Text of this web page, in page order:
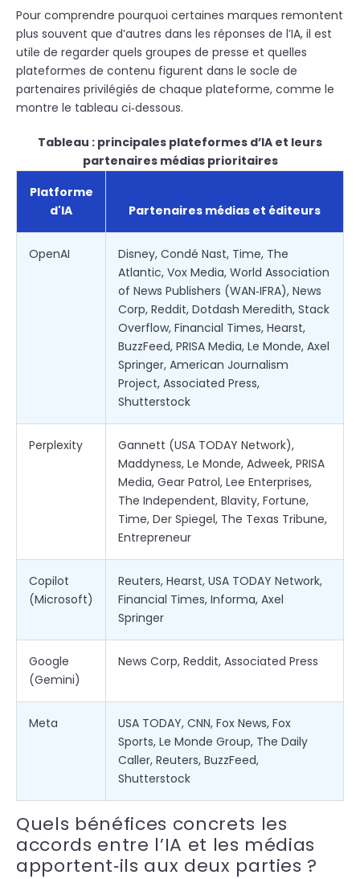
Pour comprendre pourquoi certaines marques remontent
plus souvent que d’autres dans les réponses de l’IA, il est
utile de regarder quels groupes de presse et quelles
plateformes de contenu figurent dans le socle de
partenaires privilégiés de chaque plateforme, comme le
montre le tableau ci‑dessous.
Tableau : principales plateformes d’IA et leurs
partenaires médias prioritaires
Platforme
d'IA
Partenaires médias et éditeurs
OpenAI
Disney, Condé Nast, Time, The
Atlantic, Vox Media, World Association
of News Publishers (WAN‑IFRA), News
Corp, Reddit, Dotdash Meredith, Stack
Overflow, Financial Times, Hearst,
BuzzFeed, PRISA Media, Le Monde, Axel
Springer, American Journalism
Project, Associated Press,
Shutterstock
Perplexity
Gannett (USA TODAY Network),
Maddyness, Le Monde, Adweek, PRISA
Media, Gear Patrol, Lee Enterprises,
The Independent, Blavity, Fortune,
Time, Der Spiegel, The Texas Tribune,
Entrepreneur
Copilot
(Microsoft)
Reuters, Hearst, USA TODAY Network,
Financial Times, Informa, Axel
Springer
Google
(Gemini)
News Corp, Reddit, Associated Press
Meta
USA TODAY, CNN, Fox News, Fox
Sports, Le Monde Group, The Daily
Caller, Reuters, BuzzFeed,
Shutterstock
Quels bénéfices concrets les
accords entre l’IA et les médias
apportent‑ils aux deux parties ?